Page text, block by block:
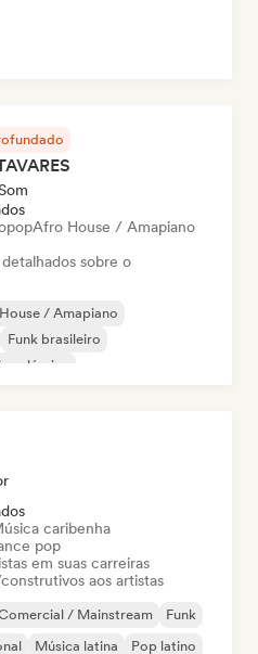
Afro House / Amapiano
sobre o
/ Amapiano
Funk brasileiro
clássica
caribenha
pop
em suas carreiras
aos artistas
/ Mainstream
Funk
Música latina Pop latino